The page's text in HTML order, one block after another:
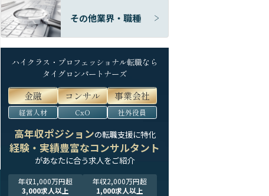
その他業界・職種
ハイクラス・プロフェッショナル転職なら
タイグロンパートナーズ
金融 コンサル 事業会社
経営人材 CxO 社外役員
高年収ポジションの転職支援に特化
経験・実績豊富なコンサルタント
があなたに合う求人をご紹介
年収1,000万円超
3,000求人以上
年収2,000万円超
1,000求人以上